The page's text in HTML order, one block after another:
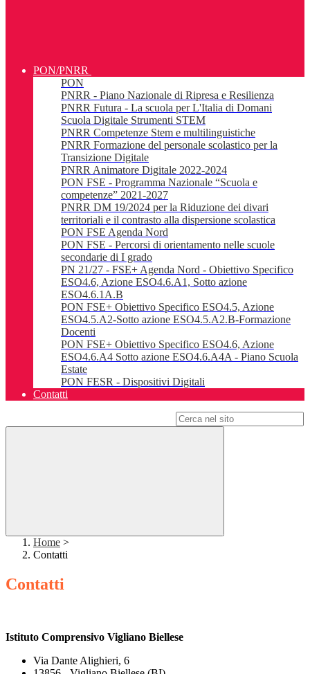
PON/PNRR
PON
PNRR - Piano Nazionale di Ripresa e Resilienza
PNRR Futura - La scuola per L'Italia di Domani
Scuola Digitale Strumenti STEM
PNRR Competenze Stem e multilinguistiche
PNRR Formazione del personale scolastico per la
Transizione Digitale
PNRR Animatore Digitale 2022-2024
PON FSE - Programma Nazionale “Scuola e
competenze” 2021-2027
PNRR DM 19/2024 per la Riduzione dei divari
territoriali e il contrasto alla dispersione scolastica
PON FSE Agenda Nord
PON FSE - Percorsi di orientamento nelle scuole
secondarie di I grado
PN 21/27 - FSE+ Agenda Nord - Obiettivo Specifico
ESO4.6, Azione ESO4.6.A1, Sotto azione
ESO4.6.1A.B
PON FSE+ Obiettivo Specifico ESO4.5, Azione
ESO4.5.A2-Sotto azione ESO4.5.A2.B-Formazione
Docenti
PON FSE+ Obiettivo Specifico ESO4.6, Azione
ESO4.6.A4 Sotto azione ESO4.6.A4A - Piano Scuola
Estate
PON FESR - Dispositivi Digitali
Contatti
Home >
Contatti
Contatti
Istituto Comprensivo Vigliano Biellese
Via Dante Alighieri, 6